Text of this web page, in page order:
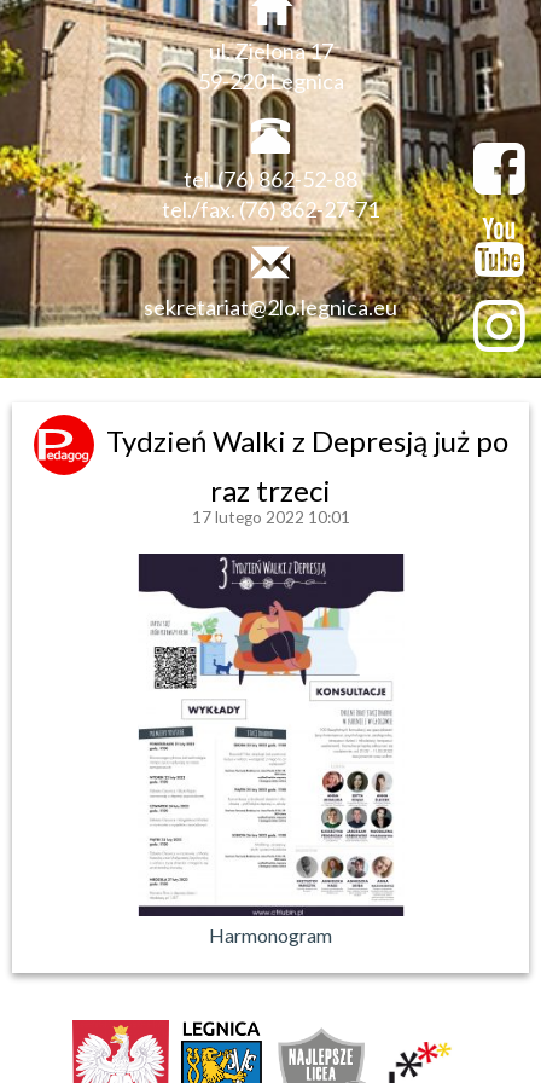
ul. Zielona 17
59-220 Legnica
tel. (76) 862-52-88
tel./fax. (76) 862-27-71
sekretariat@2lo.legnica.eu
Tydzień Walki z Depresją już po
raz trzeci
17 lutego 2022 10:01
Harmonogram